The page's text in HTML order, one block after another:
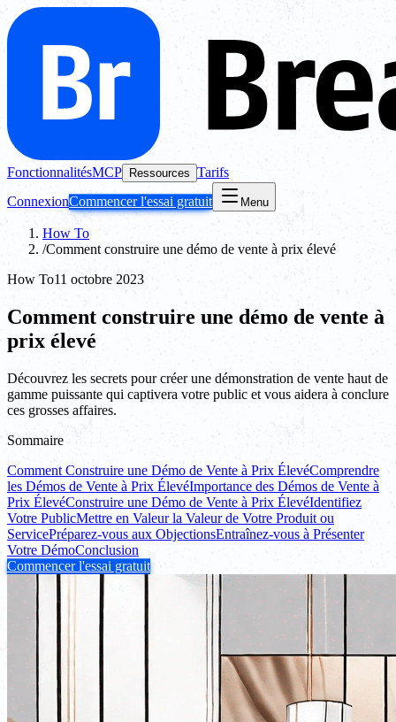
FonctionnalitésMCP Ressources Tarifs
ConnexionCommencer l'essai gratuit Menu
How To
/Comment construire une démo de vente à prix élevé
How To11 octobre 2023
Comment construire une démo de vente à
prix élevé
Découvrez les secrets pour créer une démonstration de vente haut de
gamme puissante qui captivera votre public et vous aidera à conclure
ces grosses affaires.
Sommaire
Comment Construire une Démo de Vente à Prix ÉlevéComprendre
les Démos de Vente à Prix ÉlevéImportance des Démos de Vente à
Prix ÉlevéConstruire une Démo de Vente à Prix ÉlevéIdentifiez
Votre PublicMettre en Valeur la Valeur de Votre Produit ou
ServicePréparez-vous aux ObjectionsEntraînez-vous à Présenter
Votre DémoConclusion
Commencer l'essai gratuit